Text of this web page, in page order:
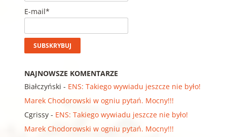
E-mail*
NAJNOWSZE KOMENTARZE
Białczyński - ENS: Takiego wywiadu jeszcze nie było!
Marek Chodorowski w ogniu pytań. Mocny!!!
Cgrissy- ENS: Takiego wywiadu jeszcze nie było!
Marek Chodorowski w ogniu pytań. Mocny!!!